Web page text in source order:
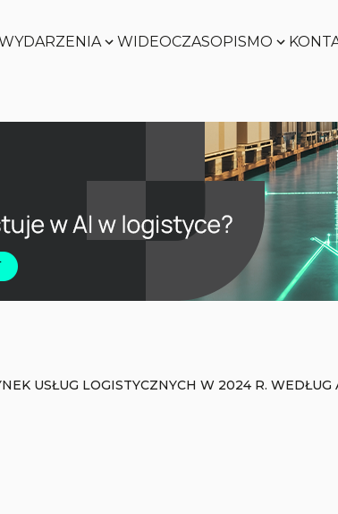
Zobacz
WIDEOCZASOPISMO
Zobacz
Zobacz
USŁUG LOGISTYCZNYCH W 2024 R. WEDŁUG